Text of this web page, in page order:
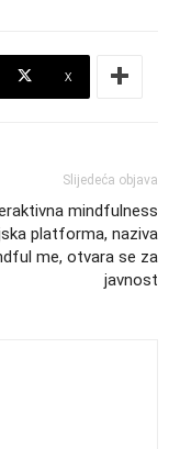
X
Slijedeća objava
mindfulness
platforma, naziva
me, otvara se za
javnost